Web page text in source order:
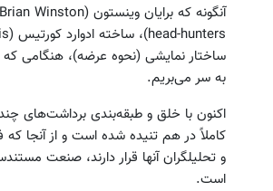
ساختار نمایشی (نحوه عرضه)، هنگامی
به سر می‌بریم.
کاملاً در هم تنیده شده است و از آنجا که
و تحلیلگران آنها قرار دارند، صنعت
است.